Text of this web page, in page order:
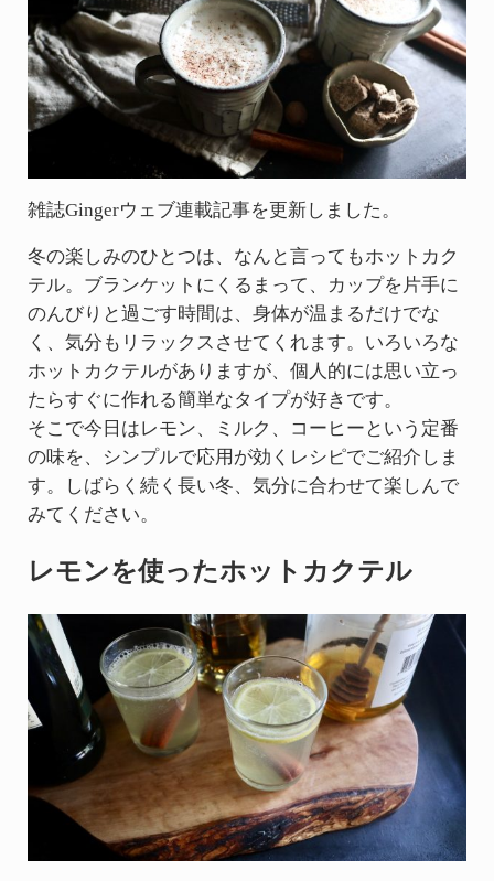
雑誌Gingerウェブ連載記事を更新しました。
冬の楽しみのひとつは、なんと言ってもホットカク
テル。ブランケットにくるまって、カップを片手に
のんびりと過ごす時間は、身体が温まるだけでな
く、気分もリラックスさせてくれます。いろいろな
ホットカクテルがありますが、個人的には思い立っ
たらすぐに作れる簡単なタイプが好きです。
そこで今日はレモン、ミルク、コーヒーという定番
の味を、シンプルで応用が効くレシピでご紹介しま
す。しばらく続く長い冬、気分に合わせて楽しんで
みてください。
レモンを使ったホットカクテル